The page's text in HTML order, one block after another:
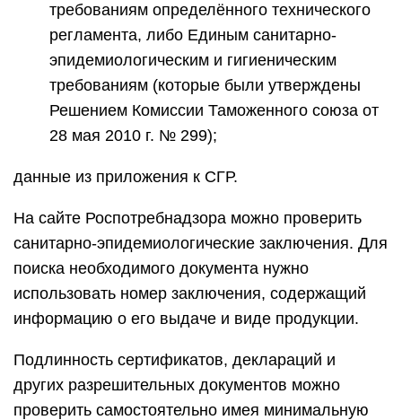
требованиям определённого технического
регламента, либо Единым санитарно-
эпидемиологическим и гигиеническим
требованиям (которые были утверждены
Решением Комиссии Таможенного союза от
28 мая 2010 г. № 299);
данные из приложения к СГР.
На сайте Роспотребнадзора можно проверить
санитарно-эпидемиологические заключения. Для
поиска необходимого документа нужно
использовать номер заключения, содержащий
информацию о его выдаче и виде продукции.
Подлинность сертификатов, деклараций и
других разрешительных документов можно
проверить самостоятельно имея минимальную